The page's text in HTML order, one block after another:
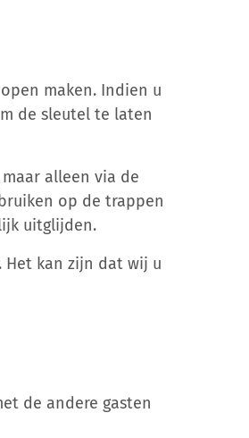
maken. Indien u
de sleutel te laten
alleen via de
op de trappen
uitglijden.
kan zijn dat wij u
de andere gasten